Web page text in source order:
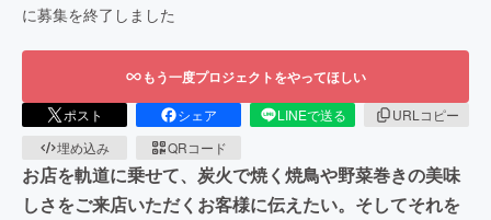
に募集を終了しました
もう一度プロジェクトをやってほしい
ポスト シェア LINEで送る
URLコピー
埋め込み
QRコード
お店を軌道に乗せて、炭火で焼く焼鳥や野菜巻きの美味
しさをご来店いただくお客様に伝えたい。そしてそれを